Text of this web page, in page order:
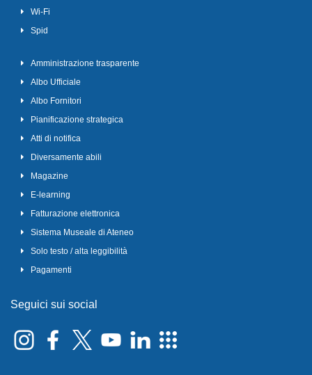
Wi-Fi
Spid
Amministrazione trasparente
Albo Ufficiale
Albo Fornitori
Pianificazione strategica
Atti di notifica
Diversamente abili
Magazine
E-learning
Fatturazione elettronica
Sistema Museale di Ateneo
Solo testo / alta leggibilità
Pagamenti
Seguici sui social